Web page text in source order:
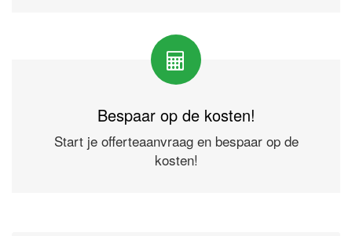
Bespaar op de kosten!
Start je offerteaanvraag en bespaar op de
kosten!